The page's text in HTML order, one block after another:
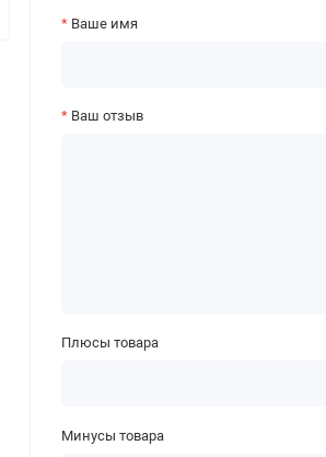
Ваше имя
Ваш отзыв
Плюсы товара
Минусы товара